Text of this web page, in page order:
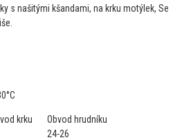
s našitými kšandami, na krku motýlek, Se
krku
Obvod hrudníku
24-26